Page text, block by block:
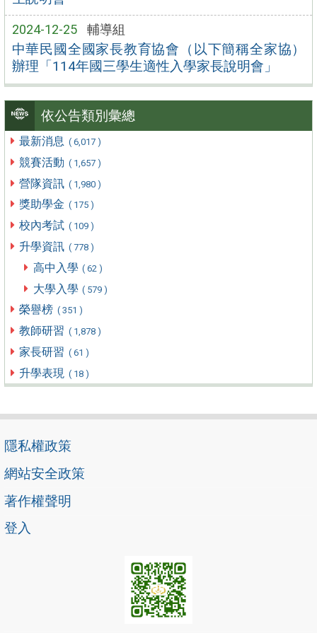
2024-12-25 輔導組
中華民國全國家長教育協會（以下簡稱全家協）
辦理「114年國三學生適性入學家長說明會」
依公告類別彙總
最新消息 ( 6,017 )
競賽活動 ( 1,657 )
營隊資訊 ( 1,980 )
獎助學金 ( 175 )
校內考試 ( 109 )
升學資訊 ( 778 )
高中入學 ( 62 )
大學入學 ( 579 )
榮譽榜 ( 351 )
教師研習 ( 1,878 )
家長研習 ( 61 )
升學表現 ( 18 )
隱私權政策
網站安全政策
著作權聲明
登入